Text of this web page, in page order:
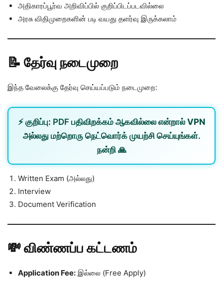
அதிகாரப்பூர்வ அறிவிப்பில் குறிப்பிடப்படவில்லை
அரசு விதிமுறைகளின் படி வயது தளர்வு இருக்கலாம்
📝 தேர்வு நடைமுறை
இந்த வேலைக்கு தேர்வு செய்யப்படும் நடைமுறை:
⚡ குறிப்பு: PDF பதிவிறக்கம் ஆகவில்லை என்றால் VPN
அல்லது மற்றொரு நெட்வொர்க்முயற்சி செய்யுங்கள்.
நன்றி 🙏
Written Exam (அல்லது)
Interview
Document Verification
💸 விண்ணப்ப கட்டணம்
Application Fee: இல்லை (Free Apply)